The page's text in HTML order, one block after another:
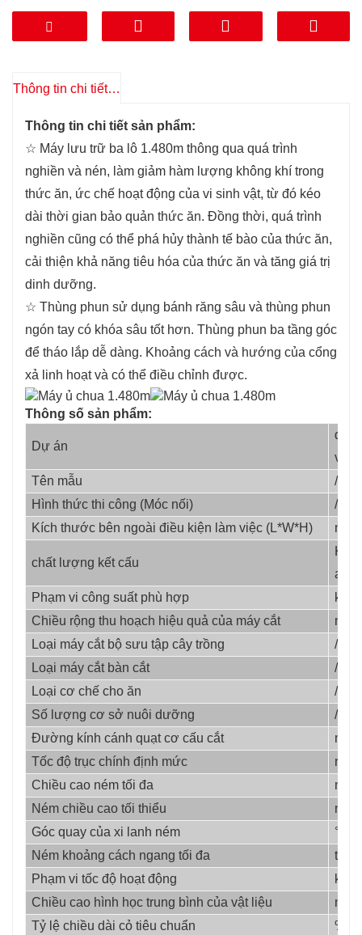
★ Xoay xi lanh phun sử dụng cơ cấu bánh răng
trục vít, có thể xoay ± 180°, khóa Góc xi lanh
★ Vận hành hoàn toàn bằng thủy lực, thuận tiện
độ cao gốc râu có thể điều chỉnh linh hoạt.
Thông tin chi tiết sản phẩm
Thông tin chi tiết sản phẩm:
☆ Máy lưu trữ ba lô 1.480m thông qua quá trình
nghiền và nén, làm giảm hàm lượng không khí trong
thức ăn, ức chế hoạt động của vi sinh vật, từ đó kéo
dài thời gian bảo quản thức ăn. Đồng thời, quá trình
nghiền cũng có thể phá hủy thành tế bào của thức ăn,
cải thiện khả năng tiêu hóa của thức ăn và tăng giá trị
dinh dưỡng.
☆ Thùng phun sử dụng bánh răng sâu và thùng phun
ngón tay có khóa sâu tốt hơn. Thùng phun ba tầng góc
để tháo lắp dễ dàng. Khoảng cách và hướng của cổng
xả linh hoạt và có thể điều chỉnh được.
Thông số sản phẩm:
Dự án
đơn
vị
Tên mẫu
/
Hình thức thi công (Móc nối)
/
Kích thước bên ngoài điều kiện làm việc (L*W*H)
mm
chất lượng kết cấu
am
Phạm vi công suất phù hợp
kW
Chiều rộng thu hoạch hiệu quả của máy cắt
mm
Loại máy cắt bộ sưu tập cây trồng
/
Loại máy cắt bàn cắt
/
Loại cơ chế cho ăn
/
Số lượng cơ sở nuôi dưỡng
/
Đường kính cánh quạt cơ cấu cắt
mm
Tốc độ trục chính định mức
r/
Chiều cao ném tối đa
mm
Ném chiều cao tối thiểu
mm
Góc quay của xi lanh ném
°
Ném khoảng cách ngang tối đa
tôi
Phạm vi tốc độ hoạt động
km/h
Chiều cao hình học trung bình của vật liệu
mm
Tỷ lệ chiều dài cỏ tiêu chuẩn
%